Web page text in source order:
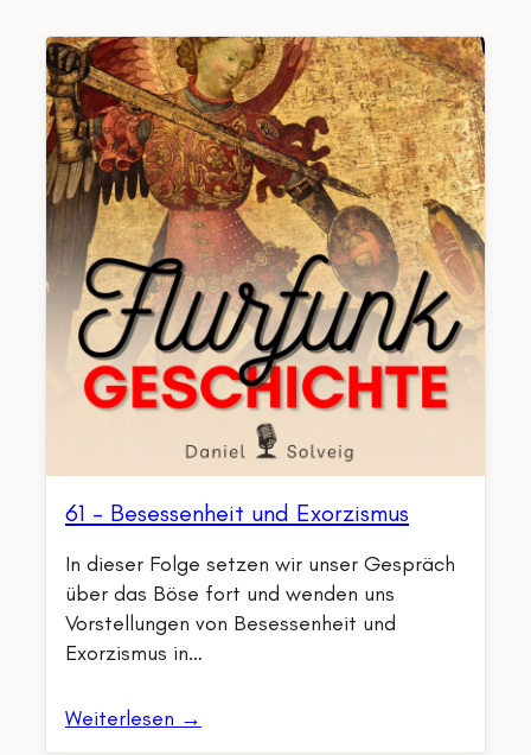
61 – Besessenheit und Exorzismus
In dieser Folge setzen wir unser Gespräch
über das Böse fort und wenden uns
Vorstellungen von Besessenheit und
Exorzismus in…
Weiterlesen →